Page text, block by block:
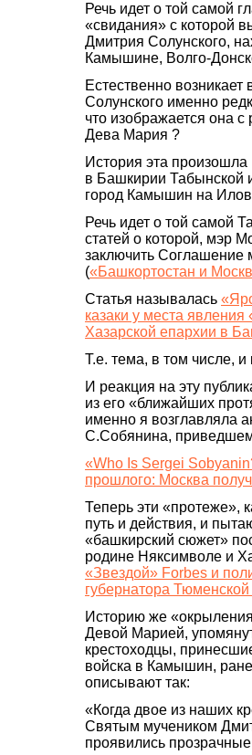
Речь идет о той самой
«свидания» с которой
Дмитрия Солунского,
Камышине, Волго-
Естественно
Солунского именно
что изображается она
Дева Мария ?
История эта произошла
в Башкирии Табынской
город Камышин на
Речь идет о той самой
статей о которой, мэр
заключить
(«Башкортостан и
Статья называлась
казаки у места
Хазарской епархии в
Т.е. тема, в том числе, и
И реакция на эту
из его «ближайших
именно я возглавляла
С.Собянина, приведшем
«Who Is Sergei
прошлого: Москва
Теперь эти «протеже»,
путь и действия, и
«башкирский сюжет»
родине Няксимволе и
«Звездой» Forbes и
губернатора Тюменской
Историю же
Девой Марией,
крестоходцы,
войска в Камышин,
описывают так:
«Когда двое из наших
Святым мучеником
проявились